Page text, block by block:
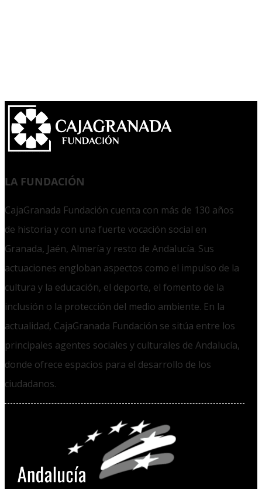
LA FUNDACIÓN
CajaGranada Fundación cuenta con más de 130 años
de historia y con una fuerte vocación social en
Granada, Jaén, Almería y resto de Andalucía. Sus
actuaciones engloban aspectos como el impulso de la
cultura y la educación, el deporte, el fomento de la
inclusión o la protección del medio ambiente. En la
actualidad, CajaGranada Fundación se sitúa entre los
principales agentes sociales y culturales de Andalucía,
donde ofrece espacios para el desarrollo de los
ciudadanos.